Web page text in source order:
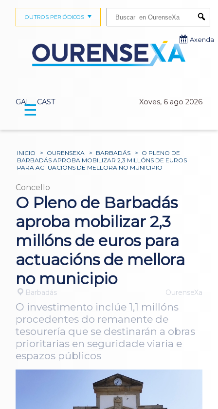
GAL CAST Xoves, 6 ago 2026
OUTROS PERIÓDICOS
Axenda
☰
INICIO > OURENSEXA > BARBADÁS > O PLENO DE
BARBADÁS APROBA MOBILIZAR 2,3 MILLÓNS DE EUROS
PARA ACTUACIÓNS DE MELLORA NO MUNICIPIO
Concello
O Pleno de Barbadás
aproba mobilizar 2,3
millóns de euros para
actuacións de mellora
no municipio
Barbadás OurenseXa
O investimento inclúe 1,1 millóns
procedentes do remanente de
tesourería que se destinarán a obras
prioritarias en seguridade viaria e
espazos públicos